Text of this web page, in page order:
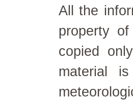
All the
property
copied
material